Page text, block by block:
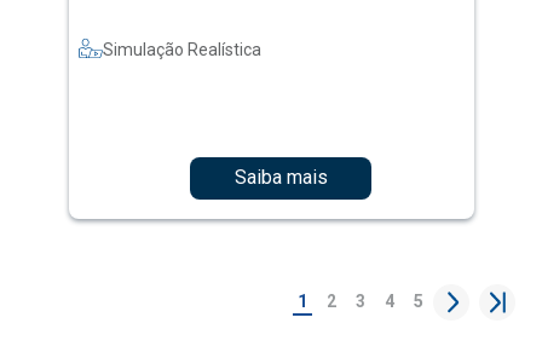
Simulação Realística
Saiba mais
1 2 3 4 5